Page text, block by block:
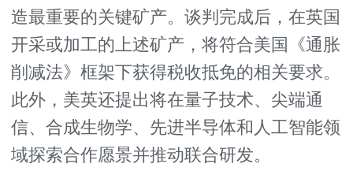
造最重要的关键矿产。谈判完成后，在英国
开采或加工的上述矿产，将符合美国《通胀
削减法》框架下获得税收抵免的相关要求。
此外，美英还提出将在量子技术、尖端通
信、合成生物学、先进半导体和人工智能领
域探索合作愿景并推动联合研发。